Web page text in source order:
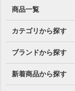
商品一覧
カテゴリから探す
ブランドから探す
新着商品から探す